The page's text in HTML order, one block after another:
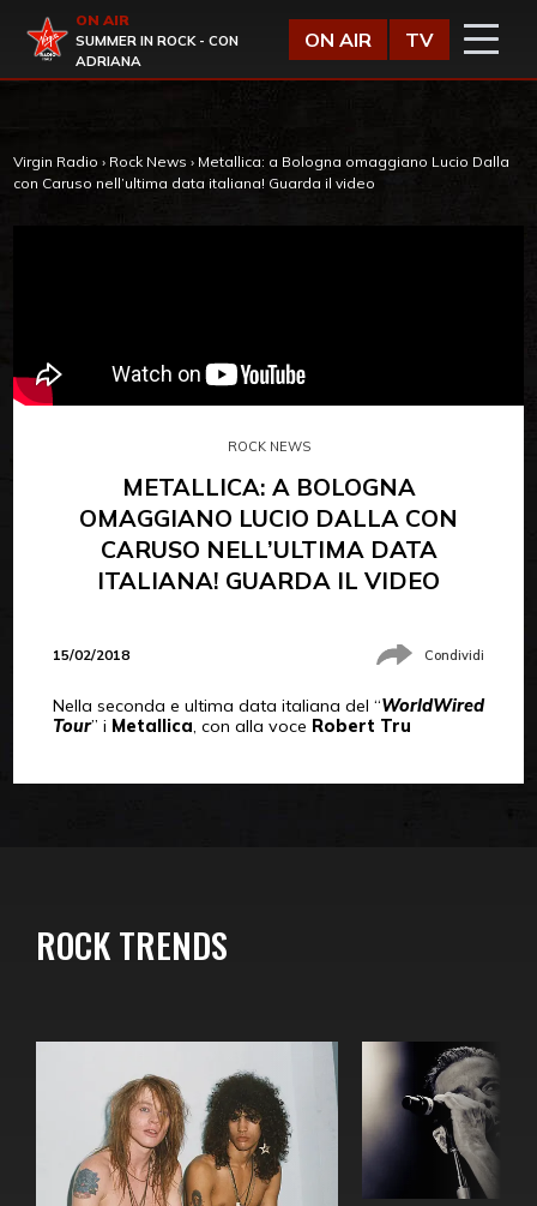
Virgin Radio
ON AIR
SUMMER IN ROCK - CON
ADRIANA
ON AIR TV
Virgin Radio › Rock News › Metallica: a Bologna omaggiano Lucio Dalla
con Caruso nell’ultima data italiana! Guarda il video
ROCK NEWS
METALLICA: A BOLOGNA
OMAGGIANO LUCIO DALLA CON
CARUSO NELL’ULTIMA DATA
ITALIANA! GUARDA IL VIDEO
15/02/2018 Condividi
Nella seconda e ultima data italiana del “WorldWired
Tour” i Metallica, con alla voce Robert Tru
ROCK TRENDS